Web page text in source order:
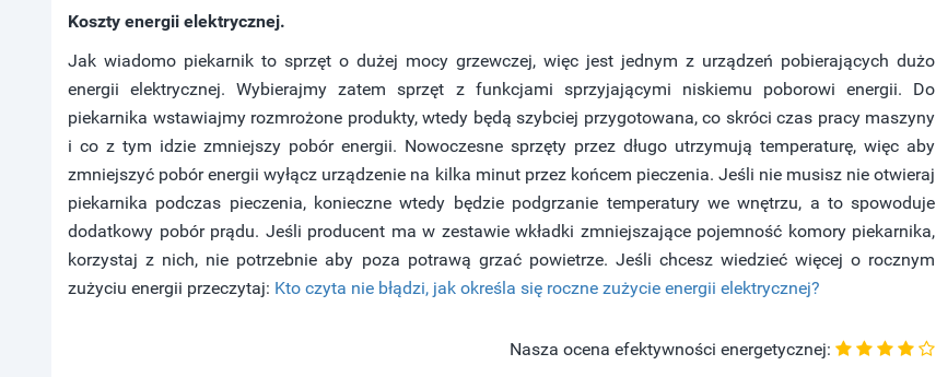
Koszty energii elektrycznej.
Jak wiadomo piekarnik to sprzęt o dużej mocy grzewczej, więc jest jednym z urządzeń pobierających dużo
energii elektrycznej. Wybierajmy zatem sprzęt z funkcjami sprzyjającymi niskiemu poborowi energii. Do
piekarnika wstawiajmy rozmrożone produkty, wtedy będą szybciej przygotowana, co skróci czas pracy maszyny
i co z tym idzie zmniejszy pobór energii. Nowoczesne sprzęty przez długo utrzymują temperaturę, więc aby
zmniejszyć pobór energii wyłącz urządzenie na kilka minut przez końcem pieczenia. Jeśli nie musisz nie otwieraj
piekarnika podczas pieczenia, konieczne wtedy będzie podgrzanie temperatury we wnętrzu, a to spowoduje
dodatkowy pobór prądu. Jeśli producent ma w zestawie wkładki zmniejszające pojemność komory piekarnika,
korzystaj z nich, nie potrzebnie aby poza potrawą grzać powietrze. Jeśli chcesz wiedzieć więcej o rocznym
zużyciu energii przeczytaj: Kto czyta nie błądzi, jak określa się roczne zużycie energii elektrycznej?
Nasza ocena efektywności energetycznej: